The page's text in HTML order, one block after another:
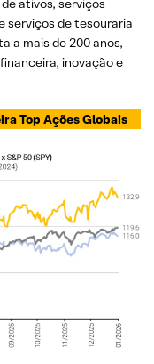
ativos, serviços
serviços de tesouraria
a mais de 200 anos,
inovação e
Top Ações Globais